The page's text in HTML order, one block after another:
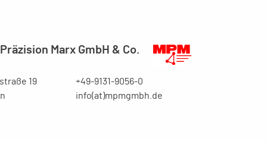
Marx GmbH & Co.
19
+49-9131-9056-0
info(at)mpmgmbh.de